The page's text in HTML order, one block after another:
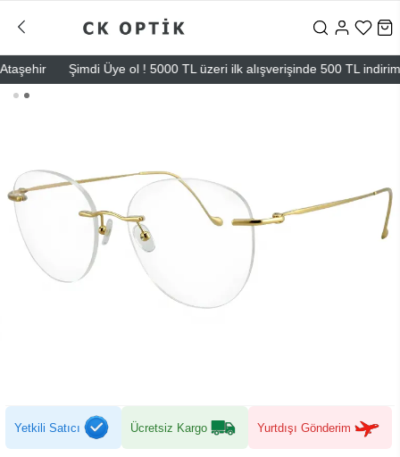
Şimdi Üye ol ! 5000 TL üzeri ilk alışverişinde 500 TL indirim
Yetkili Satıcı Ücretsiz Kargo Yurtdışı Gönderim